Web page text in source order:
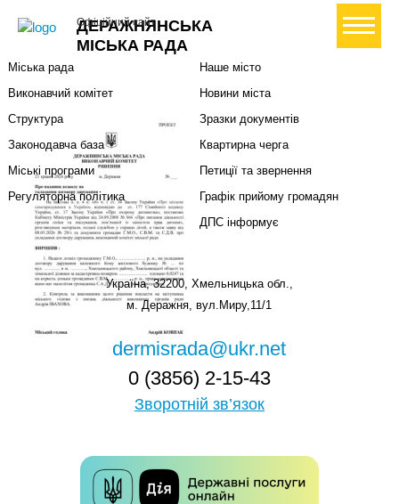
ДЕРАЖНЯНСЬКА
МІСЬКА РАДА
Офіційний сайт+ Створити петицію
Міський голова
Міська рада
Виконавчий комітет
Структура
Законодавча база
Міські програми
Регуляторна політика
Наше місто
Новини міста
Зразки документів
Квартирна черга
Петиції та звернення
Графік прийому громадян
ДПС інформує
Україна, 32200, Хмельницька обл.,
м. Деражня, вул.Миру,11/1
dermisrada@ukr.net
0 (3856) 2-15-43
Зворотній зв’язок